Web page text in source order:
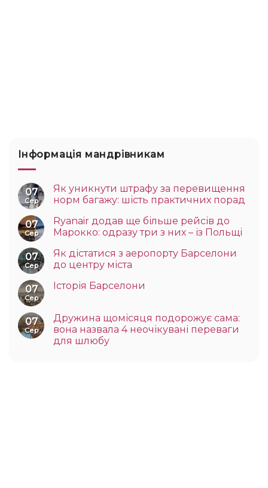
Інформація мандрівникам
07
Сер
Як уникнути штрафу за перевищення
норм багажу: шість практичних порад
07
Сер
Ryanair додав ще більше рейсів до
Марокко: одразу три з них – із Польщі
07
Сер
Як дістатися з аеропорту Барселони
до центру міста
07
Сер
Історія Барселони
07
Сер
Дружина щомісяця подорожує сама:
вона назвала 4 неочікувані переваги
для шлюбу